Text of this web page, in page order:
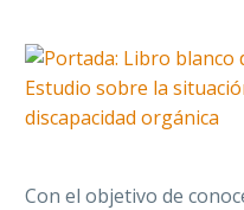
Con el objetivo de